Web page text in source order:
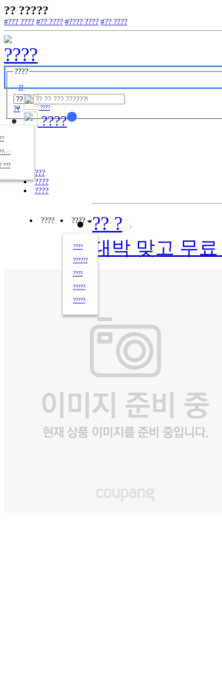
?? ?????
#??? ???? #?? ???? #???? ???? #?? ????
????
??
?? ????
??
???
????
????
???
????
????
???? ????
????
??????
????
?????
?????
?? ?
대박 맞고 무